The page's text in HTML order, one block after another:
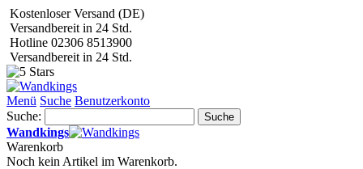
Kostenloser Versand (DE)
Versandbereit in 24 Std.
Hotline 02306 8513900
Versandbereit in 24 Std.
Menü Suche Benutzerkonto
Suche:
Suche
Wandkings
Warenkorb
Noch kein Artikel im Warenkorb.